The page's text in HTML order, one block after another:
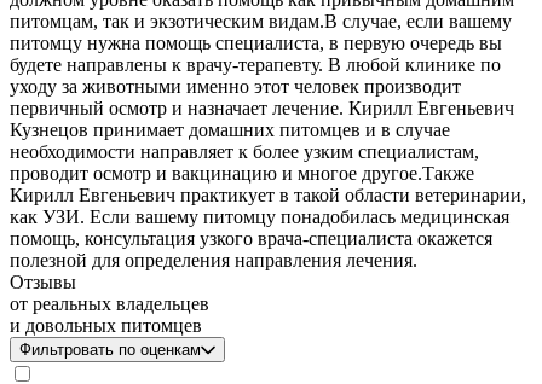
питомцам, так и экзотическим видам.В случае, если вашему
питомцу нужна помощь специалиста, в первую очередь вы
будете направлены к врачу-терапевту. В любой клинике по
уходу за животными именно этот человек производит
первичный осмотр и назначает лечение. Кирилл Евгеньевич
Кузнецов принимает домашних питомцев и в случае
необходимости направляет к более узким специалистам,
проводит осмотр и вакцинацию и многое другое.Также
Кирилл Евгеньевич практикует в такой области ветеринарии,
как УЗИ. Если вашему питомцу понадобилась медицинская
помощь, консультация узкого врача-специалиста окажется
полезной для определения направления лечения.
Отзывы
от реальных владельцев
и довольных питомцев
Фильтровать по оценкам